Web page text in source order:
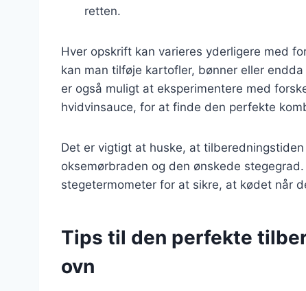
retten.
Hver opskrift kan varieres yderligere med
kan man tilføje kartofler, bønner eller
er også muligt at eksperimentere med
hvidvinsauce, for at finde den perfekte
Det er vigtigt at huske, at
oksemørbraden og den ønskede
stegetermometer for at sikre, at kødet når
Tips til den perfekte
ovn